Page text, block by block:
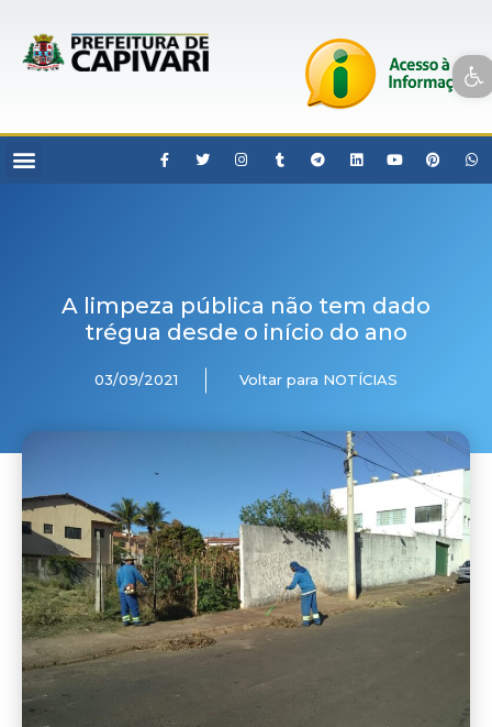
Open toolbar
A limpeza pública não tem dado
trégua desde o início do ano
03/09/2021 Voltar para NOTÍCIAS